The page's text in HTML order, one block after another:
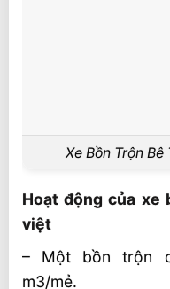
Xe Bồn Trộn
Hoạt động của
việt
– Một bồn trộn
m3/mẻ.